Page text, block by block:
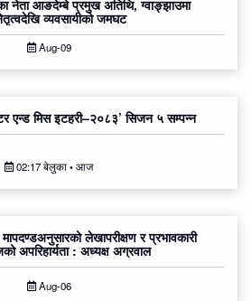
नेता आङदेम्बे प्रमुख अतिथि, ग्वाङ्झाउमा
व्यवसायीको जमघट
Aug-09
एन्ड मिस इटहरी–२०८३’ सिजन ५ सम्पन्न
02:17 बेलुका • आज
मापदण्डअनुसारको लेखापरीक्षण र प्रभावकारी
अपरिहार्यता : अध्यक्ष अग्रवाल
Aug-06